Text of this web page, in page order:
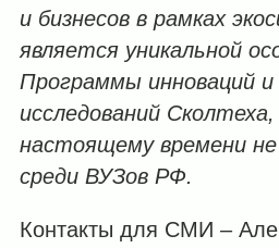
и бизнесов в рамках
является уникальной
Программы инноваций
исследований
настоящему времени
среди ВУЗов РФ.
Контакты для СМИ –